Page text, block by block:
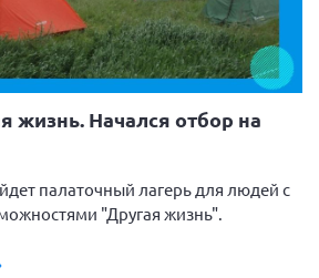
СОРС
ПРИЗМА
жизнь. Начался отбор на
палаточный лагерь для людей с
"Другая жизнь".